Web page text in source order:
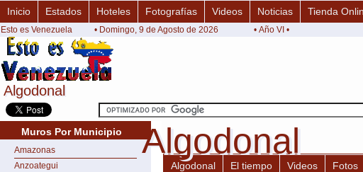
Algodonal
Algodonal
Inicio Estados Hoteles Fotografías Videos Noticias Tienda
Esto es Venezuela • Domingo, 9 de Agosto de 2026 • Año VI •
Muros Por Municipio
Amazonas
Anzoategui
Algodonal
Algodonal
Algodonal El tiempo Videos Fotos